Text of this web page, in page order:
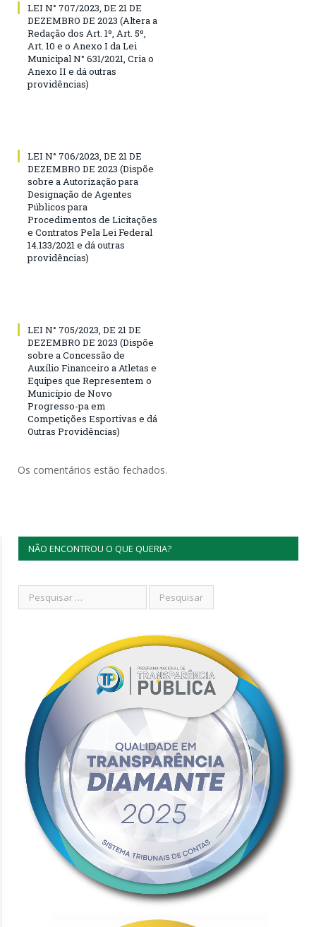
LEI N° 707/2023, DE 21 DE
DEZEMBRO DE 2023 (Altera a
Redação dos Art. 1º, Art. 5º,
Art. 10 e o Anexo I da Lei
Municipal N° 631/2021, Cria o
Anexo II e dá outras
providências)
LEI N° 706/2023, DE 21 DE
DEZEMBRO DE 2023 (Dispõe
sobre a Autorização para
Designação de Agentes
Públicos para
Procedimentos de Licitações
e Contratos Pela Lei Federal
14.133/2021 e dá outras
providências)
LEI N° 705/2023, DE 21 DE
DEZEMBRO DE 2023 (Dispõe
sobre a Concessão de
Auxílio Financeiro a Atletas e
Equipes que Representem o
Município de Novo
Progresso-pa em
Competições Esportivas e dá
Outras Providências)
Os comentários estão fechados.
NÃO ENCONTROU O QUE QUERIA?